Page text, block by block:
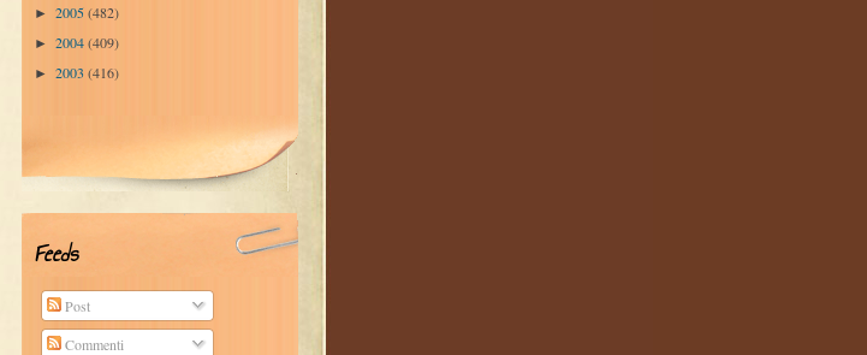
► 2005(482)
► 2004(409)
► 2003 (416)
Feeds
Post
Commenti